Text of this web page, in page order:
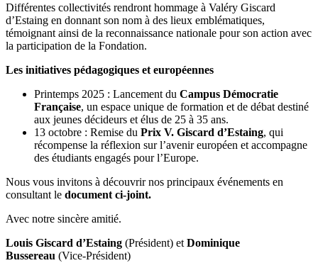
Différentes collectivités rendront hommage à Valéry Giscard
d’Estaing en donnant son nom à des lieux emblématiques,
témoignant ainsi de la reconnaissance nationale pour son action avec
la participation de la Fondation.
Les initiatives pédagogiques et européennes
Printemps 2025 : Lancement du Campus Démocratie
Française, un espace unique de formation et de débat destiné
aux jeunes décideurs et élus de 25 à 35 ans.
13 octobre : Remise du Prix V. Giscard d’Estaing, qui
récompense la réflexion sur l’avenir européen et accompagne
des étudiants engagés pour l’Europe.
Nous vous invitons à découvrir nos principaux événements en
consultant le document ci-joint.
Avec notre sincère amitié.
Louis Giscard d’Estaing (Président) et Dominique
Bussereau (Vice-Président)